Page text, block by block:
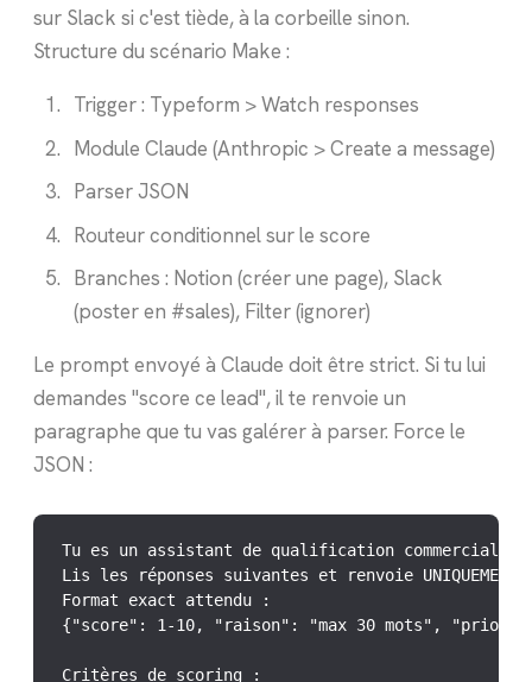
sur Slack si c'est tiède, à la corbeille sinon.
Structure du scénario Make :
Trigger : Typeform > Watch responses
Module Claude (Anthropic > Create a message)
Parser JSON
Routeur conditionnel sur le score
Branches : Notion (créer une page), Slack
(poster en #sales), Filter (ignorer)
Le prompt envoyé à Claude doit être strict. Si tu lui
demandes "score ce lead", il te renvoie un
paragraphe que tu vas galérer à parser. Force le
JSON :
Tu es un assistant de qualification commerciale.
Lis les réponses suivantes et renvoie UNIQUEMENT
Format exact attendu :
{"score": 1-10, "raison": "max 30 mots",
Critères de scoring :